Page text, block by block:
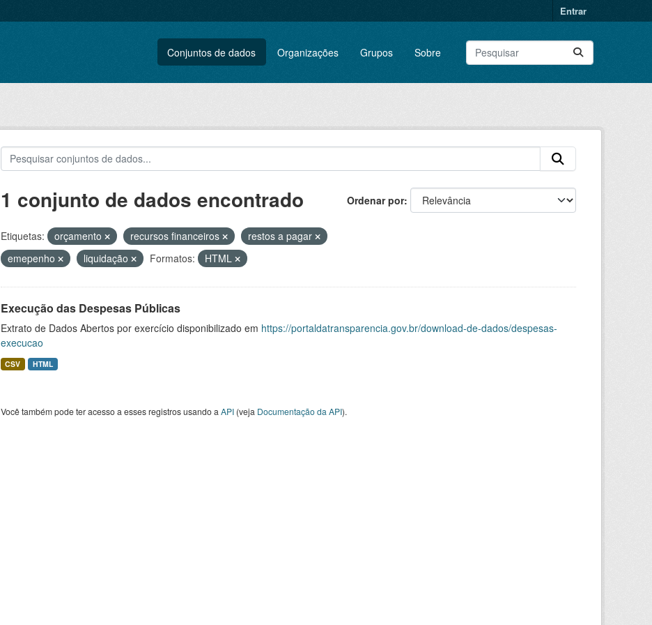
Entrar
Conjuntos de dados Organizações Grupos Sobre
Ordenar por
1 conjunto de dados encontrado
Etiquetas: orçamento recursos financeiros
restos a pagar
emepenho
liquidação Formatos: HTML
Execução das Despesas Públicas
Extrato de Dados Abertos por exercício disponibilizado em https://portaldatransparencia.gov.br/download-de-dados/despesas-
execucao
CSV HTML
Você também pode ter acesso a esses registros usando a API(veja Documentação da API).